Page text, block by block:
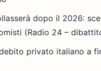
dopo il 2026:
(Radio 24 –
privato italiano a